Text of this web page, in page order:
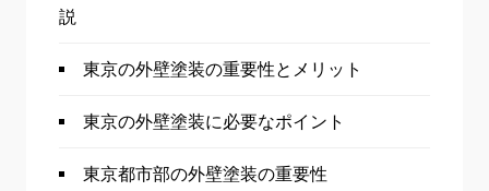
説
東京の外壁塗装の重要性とメリット
東京の外壁塗装に必要なポイント
東京都市部の外壁塗装の重要性